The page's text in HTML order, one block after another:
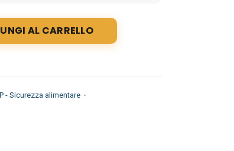
AL CARRELLO
- Sicurezza alimentare